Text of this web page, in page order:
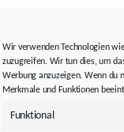
Wir verwenden Technologien
zuzugreifen. Wir tun dies, um
Werbung anzuzeigen. Wenn
Merkmale und Funktionen
Funktional